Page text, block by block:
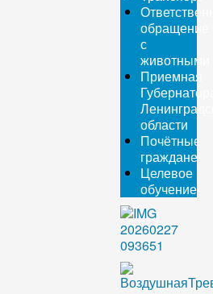
обращение
с
животными
Приемная
области
Почётные
граждане
Целевое
обучение